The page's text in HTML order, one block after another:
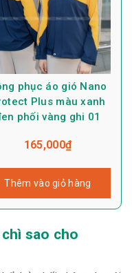
phục áo gió Nano
Plus màu xanh
phối vàng ghi 01
165,000₫
Thêm vào giỏ hàng
sao cho